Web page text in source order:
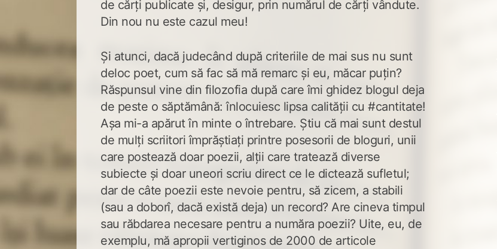
de cărți publicate și, desigur, prin numărul de cărți vândute.
Din nou nu este cazul meu!
Și atunci, dacă judecând după criteriile de mai sus nu sunt
deloc poet, cum să fac să mă remarc și eu, măcar puțin?
Răspunsul vine din filozofia după care îmi ghidez blogul deja
de peste o săptămână: înlocuiesc lipsa calității cu #cantitate!
Așa mi-a apărut în minte o întrebare. Știu că mai sunt destul
de mulți scriitori împrăștiați printre posesorii de bloguri, unii
care postează doar poezii, alții care tratează diverse
subiecte și doar uneori scriu direct ce le dictează sufletul;
dar de câte poezii este nevoie pentru, să zicem, a stabili
(sau a doborî, dacă există deja) un record? Are cineva timpul
sau răbdarea necesare pentru a număra poezii? Uite, eu, de
exemplu, mă apropii vertiginos de 2000 de articole